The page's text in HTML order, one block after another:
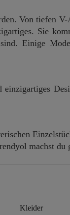
Von tiefen
Sie
Einige
machst
Kleider